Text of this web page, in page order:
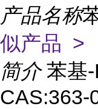
产品名称
似产品 >
简介 苯基
CAS:363-